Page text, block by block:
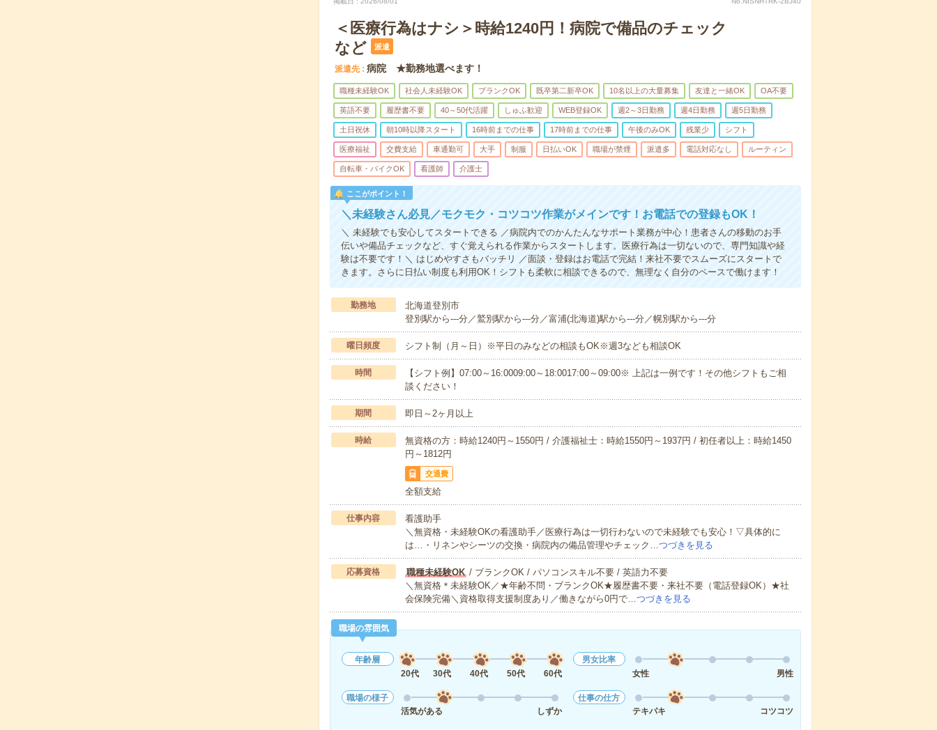
＜医療行為はナシ＞時給1240円！病院で備品のチェック
など
派遣
派遣先 病院 ★勤務地選べます！
職種未経験OK 社会人未経験OK ブランクOK 既卒第二新卒OK 10名以上の大量募集 友達と一緒OK OA不要
英語不要 履歴書不要 40～50代活躍 しゅふ歓迎 WEB登録OK 週2～3日勤務 週4日勤務 週5日勤務
土日祝休 朝10時以降スタート 16時前までの仕事 17時前までの仕事 午後のみOK 残業少 シフト
医療福祉 交費支給 車通勤可 大手 制服 日払いOK 職場が禁煙 派遣多 電話対応なし ルーティン
自転車・バイクOK 看護師 介護士
ここがポイント！
＼未経験さん必見／モクモク・コツコツ作業がメインです！お電話での登録もOK！
＼ 未経験でも安心してスタートできる ／病院内でのかんたんなサポート業務が中心！患者さんの移動のお手
伝いや備品チェックなど、すぐ覚えられる作業からスタートします。医療行為は一切ないので、専門知識や経
験は不要です！＼ はじめやすさもバッチリ ／面談・登録はお電話で完結！来社不要でスムーズにスタートで
きます。さらに日払い制度も利用OK！シフトも柔軟に相談できるので、無理なく自分のペースで働けます！
勤務地
北海道登別市
登別駅から---分／鷲別駅から---分／富浦(北海道)駅から---分／幌別駅から---分
曜日頻度 シフト制（月～日）※平日のみなどの相談もOK※週3なども相談OK
時間
【シフト例】07:00～16:0009:00～18:0017:00～09:00※ 上記は一例です！その他シフトもご相
談ください！
期間 即日～2ヶ月以上
時給
無資格の方：時給1240円～1550円 / 介護福祉士：時給1550円～1937円 / 初任者以上：時給1450
円～1812円
交通費
全額支給
仕事内容
看護助手
＼無資格・未経験OKの看護助手／医療行為は一切行わないので未経験でも安心！▽具体的に
は…・リネンやシーツの交換・病院内の備品管理やチェック…つづきを見る
応募資格 職種未経験OK/ ブランクOK / パソコンスキル不要 / 英語力不要
＼無資格＊未経験OK／★年齢不問・ブランクOK★履歴書不要・来社不要（電話登録OK）★社
会保険完備＼資格取得支援制度あり／働きながら0円で…つづきを見る
職場の雰囲気
年齢層
20代
30代 40代 50代 60代
男女比率
女性
男性
職場の様子
活気がある
しずか
仕事の仕方
テキパキ
コツコツ